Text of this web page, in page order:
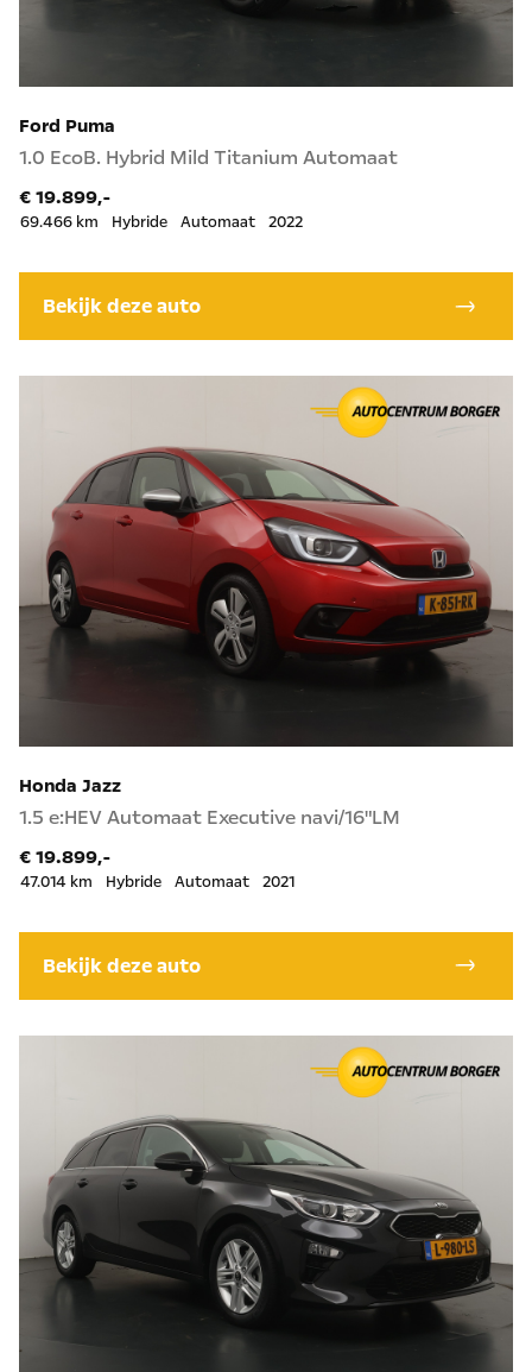
Ford Puma
1.0 EcoB. Hybrid Mild Titanium Automaat
€ 19.899,-
69.466 km Hybride Automaat 2022
Bekijk deze auto
Honda Jazz
1.5 e:HEV Automaat Executive navi/16"LM
€ 19.899,-
47.014 km Hybride Automaat 2021
Bekijk deze auto